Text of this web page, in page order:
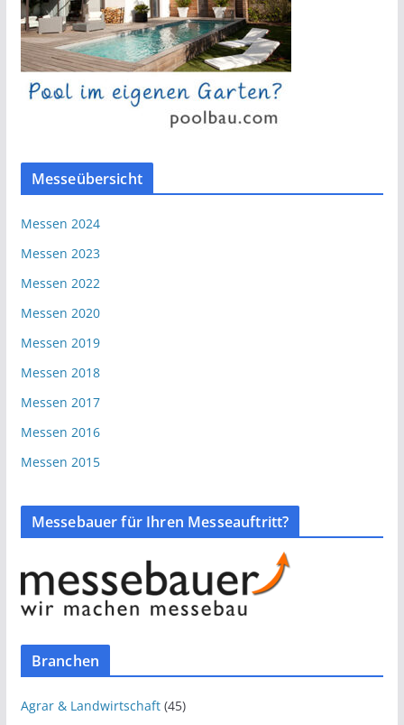
Messeübersicht
Messen 2024
Messen 2023
Messen 2022
Messen 2020
Messen 2019
Messen 2018
Messen 2017
Messen 2016
Messen 2015
Messebauer für Ihren Messeauftritt?
Branchen
Agrar & Landwirtschaft(45)